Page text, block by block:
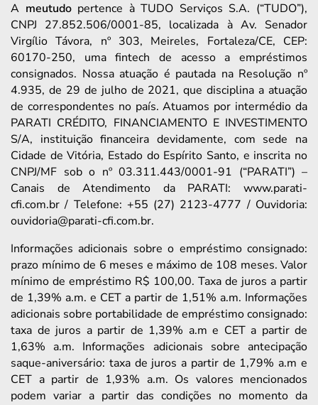
A meutudopertence à TUDO Serviços S.A. (“TUDO”),
CNPJ 27.852.506/0001-85, localizada à Av. Senador
Virgílio Távora, nº 303, Meireles, Fortaleza/CE, CEP:
60170-250, uma fintech de acesso a empréstimos
consignados. Nossa atuação é pautada na Resolução nº
4.935, de 29 de julho de 2021, que disciplina a atuação
de correspondentes no país. Atuamos por intermédio da
PARATI CRÉDITO, FINANCIAMENTO E INVESTIMENTO
S/A, instituição financeira devidamente, com sede na
Cidade de Vitória, Estado do Espírito Santo, e inscrita no
CNPJ/MF sob o nº 03.311.443/0001-91 (“PARATI”) –
Canais de Atendimento da PARATI: www.parati-
cfi.com.br / Telefone: +55 (27) 2123-4777 / Ouvidoria:
ouvidoria@parati-cfi.com.br.
Informações adicionais sobre o empréstimo consignado:
prazo mínimo de 6 meses e máximo de 108 meses. Valor
mínimo de empréstimo R$ 100,00. Taxa de juros a partir
de 1,39% a.m. e CET a partir de 1,51% a.m. Informações
adicionais sobre portabilidade de empréstimo consignado:
taxa de juros a partir de 1,39% a.m e CET a partir de
1,63% a.m. Informações adicionais sobre antecipação
saque-aniversário: taxa de juros a partir de 1,79% a.m e
CET a partir de 1,93% a.m. Os valores mencionados
podem variar a partir das condições no momento da